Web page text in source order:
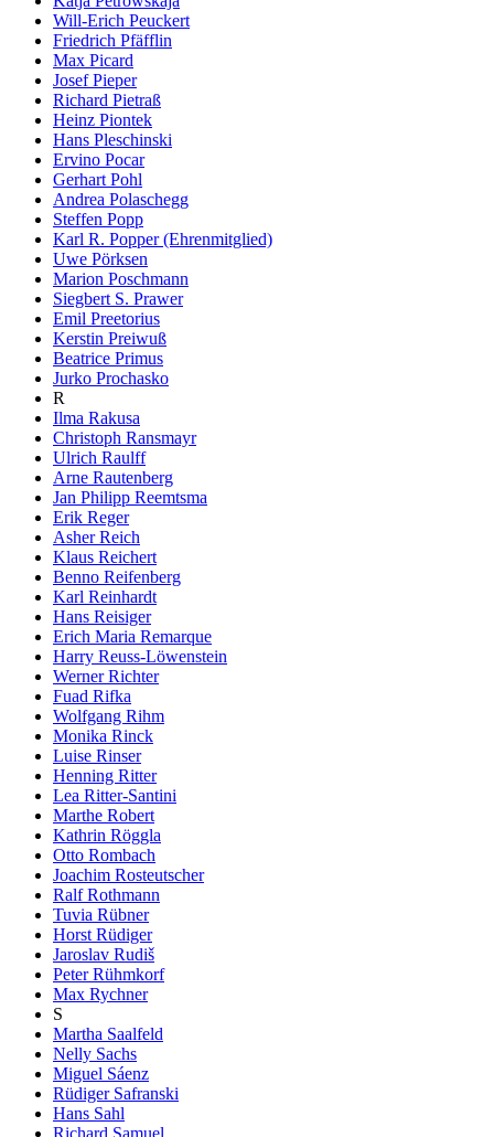
Will-Erich Peuckert
Friedrich Pfäfflin
Max Picard
Josef Pieper
Richard Pietraß
Heinz Piontek
Hans Pleschinski
Ervino Pocar
Gerhart Pohl
Andrea Polaschegg
Steffen Popp
Karl R. Popper (Ehrenmitglied)
Uwe Pörksen
Marion Poschmann
Siegbert S. Prawer
Emil Preetorius
Kerstin Preiwuß
Beatrice Primus
Jurko Prochasko
R
Ilma Rakusa
Christoph Ransmayr
Ulrich Raulff
Arne Rautenberg
Jan Philipp Reemtsma
Erik Reger
Asher Reich
Klaus Reichert
Benno Reifenberg
Karl Reinhardt
Hans Reisiger
Erich Maria Remarque
Harry Reuss-Löwenstein
Werner Richter
Fuad Rifka
Wolfgang Rihm
Monika Rinck
Luise Rinser
Henning Ritter
Lea Ritter-Santini
Marthe Robert
Kathrin Röggla
Otto Rombach
Joachim Rosteutscher
Ralf Rothmann
Tuvia Rübner
Horst Rüdiger
Jaroslav Rudiš
Peter Rühmkorf
Max Rychner
S
Martha Saalfeld
Nelly Sachs
Miguel Sáenz
Rüdiger Safranski
Hans Sahl
Richard Samuel